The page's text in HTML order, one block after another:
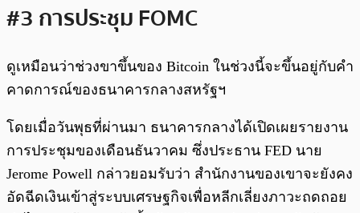
#3 การประชุม FOMC
ดูเหมือนว่าช่วงขาขึ้นของ Bitcoin ในช่วงนี้จะขึ้นอยู่กับคำ
คาดการณ์ของธนาคารกลางสหรัฐฯ
โดยเมื่อวันพุธที่ผ่านมา ธนาคารกลางได้เปิดเผยรายงาน
การประชุมของเดือนธันวาคม ซึ่งประธาน FED นาย
Jerome Powell กล่าวยอมรับว่า สำนักงานของเขาจะยังคง
อัดฉีดเงินเข้าสู่ระบบเศรษฐกิจเพื่อหลีกเลี่ยงภาวะถดถอย